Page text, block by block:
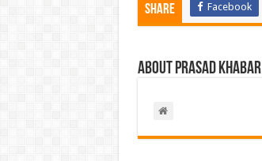
Share Facebook
About Prasad Khabar